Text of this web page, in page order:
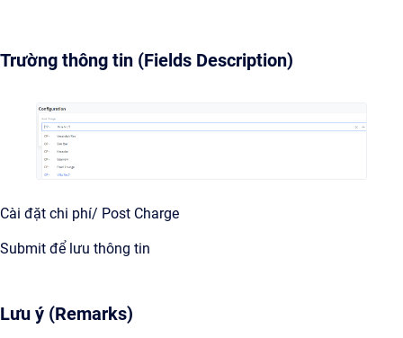
Trường thông tin (Fields Description)
Cài đặt chi phí/ Post Charge
Submit để lưu thông tin
Lưu ý (Remarks)